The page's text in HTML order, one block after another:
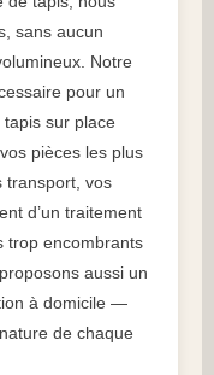
sans aucun
Notre
pour un
sur place
pièces les plus
transport, vos
d’un traitement
trop encombrants
aussi un
à domicile —
de chaque